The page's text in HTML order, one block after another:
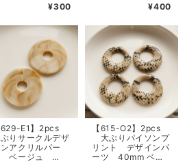
¥300
¥400
629-E1】2pcs
りサークルデザ
アクリルパー
ベージュ
【615-O2】2pcs
大ぶりパイソンプ
リント デザインパ
ーツ 40mm ベー